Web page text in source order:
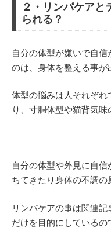
２・リンパケアと
られる？
自分の体型が嫌いで自
のは、身体を整える事が
体型の悩みは人それぞれ
り、寸胴体型や猫背気味
自分の体型や外見に自
ちてきたり身体の不調の
リンパケアの事は関連
だけを目的にしているの